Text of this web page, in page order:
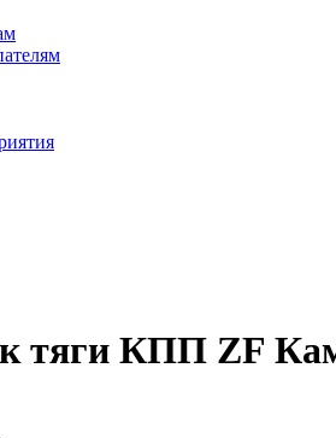
тяги КПП ZF